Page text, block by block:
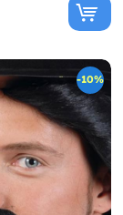
-10%